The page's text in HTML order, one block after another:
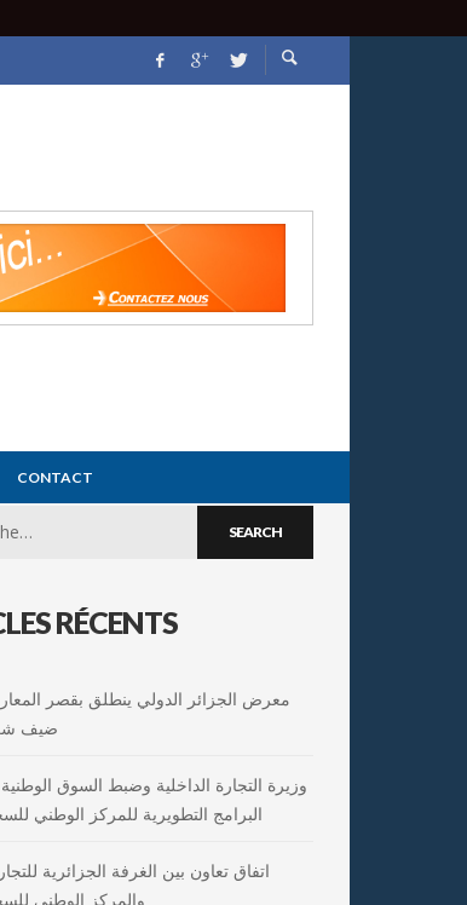
CONTACT
RÉCENTS
معرض الجزائر الدولي ينطلق بقصر
ضيف
وزيرة التجارة الداخلية وضبط السوق
البرامج التطويرية للمركز الوطني
اتفاق تعاون بين الغرفة الجزائرية
والمركز الوطني